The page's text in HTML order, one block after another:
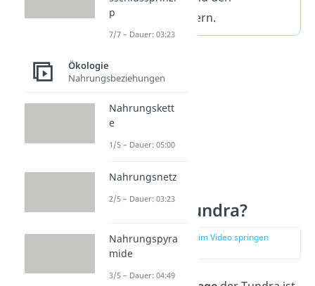
nördlichen Wäldern.
Wo ist die Tundra?
zur Stelle im Video springen
(00:46)
p
7/7 – Dauer: 03:23
Ökologie
Nahrungsbeziehungen
Nahrungskett
e
1/5 – Dauer: 05:00
Nahrungsnetz
2/5 – Dauer: 03:23
Nahrungspyra
mide
3/5 – Dauer: 04:49